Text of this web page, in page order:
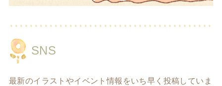
SNS
最新のイラストやイベント情報をいち早く投稿していま